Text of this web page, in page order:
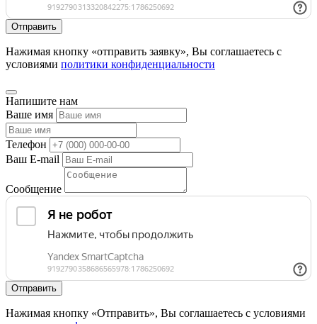
Нажимая кнопку «отправить заявку», Вы соглашаетесь с
условиями политики конфиденциальности
Напишите нам
Ваше имя
Телефон
Ваш E-mail
Сообщение
Нажимая кнопку «Отправить», Вы соглашаетесь с условиями